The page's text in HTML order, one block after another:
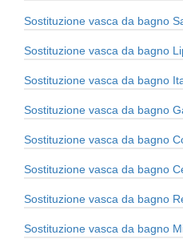
Sostituzione vasca da bagno
Sostituzione vasca da bagno
Sostituzione vasca da bagno
Sostituzione vasca da bagno
Sostituzione vasca da bagno
Sostituzione vasca da bagno
Sostituzione vasca da bagno
Sostituzione vasca da bagno